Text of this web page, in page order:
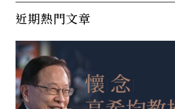
近期熱門文章